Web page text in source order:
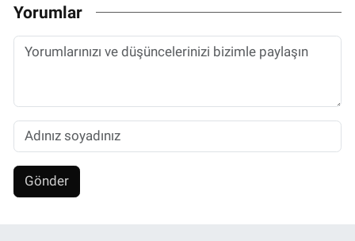
Yorumlar
Gönder